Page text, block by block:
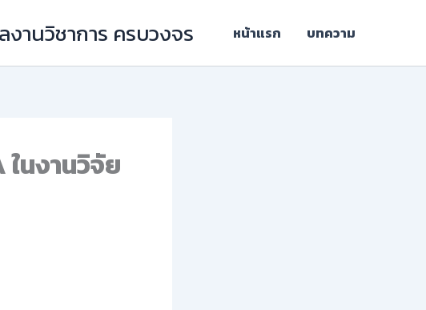
านวิชาการ ครบวงจร หน้าแรก บทความ
ในงานวิจัย